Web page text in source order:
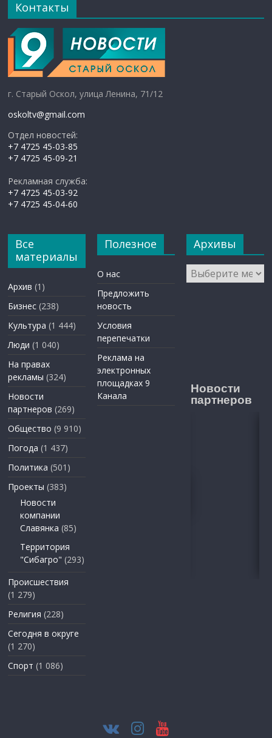
Контакты
г. Старый Оскол, улица Ленина, 71/12
oskoltv@gmail.com
Отдел новостей:
+7 4725 45-03-85
+7 4725 45-09-21
Рекламная служба:
+7 4725 45-03-92
+7 4725 45-04-60
Все
материалы
Архив (1)
Бизнес (238)
Культура (1 444)
Люди (1 040)
На правах
рекламы (324)
Новости
партнеров (269)
Общество (9 910)
Погода (1 437)
Политика (501)
Проекты (383)
Новости
компании
Славянка (85)
Территория
"Сибагро" (293)
Происшествия
(1 279)
Религия (228)
Сегодня в округе
(1 270)
Спорт (1 086)
Полезное
О нас
Предложить
новость
Условия
перепечатки
Реклама на
электронных
площадках 9
Канала
Архивы
Архивы
Новости
партнеров